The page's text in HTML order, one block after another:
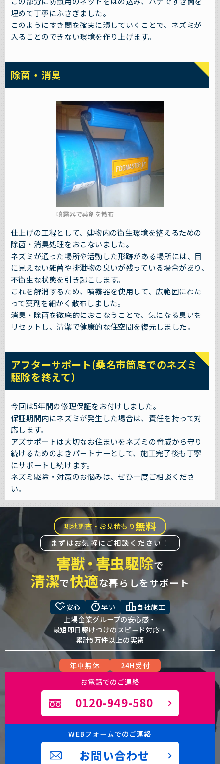
埋めて丁寧にふさぎました。
このようにすき間を確実に潰していくことで、ネズミが
入ることのできない環境を作り上げます。
除菌・消臭
噴霧器で薬剤を散布
仕上げの工程として、建物内の衛生環境を整えるための
除菌・消臭処理をおこないました。
ネズミが通った場所や活動した形跡がある場所には、目
に見えない雑菌や排泄物の臭いが残っている場合があり、
不衛生な状態を引き起こします。
これを解消するため、噴霧器を使用して、広範囲にわた
って薬剤を細かく散布しました。
消臭・除菌を徹底的におこなうことで、気になる臭いを
リセットし、清潔で健康的な住空間を復元しました。
アフターサポート(桑名市筒尾でのネズミ
駆除を終えて）
今回は5年間の修理保証をお付けしました。
保証期間内にネズミが発生した場合は、責任を持って対
応します。
アズサポートは大切なお住まいをネズミの脅威から守り
続けるためのよきパートナーとして、施工完了後も丁寧
にサポートし続けます。
ネズミ駆除・対策のお悩みは、ぜひ一度ご相談くださ
い。
現地調査・お見積もり無料
まずはお気軽にご相談ください！
害獣・害虫駆除で
清潔で快適な暮らしをサポート
heart_check安心 timer早い leaderboard 自社施工
上場企業グループの安心感・
最短即日駆けつけのスピード対応・
累計5万件以上の実績
年中無休
24H受付
お電話でのご連絡
0120-949-580
WEBフォームでのご連絡
お問い合わせ